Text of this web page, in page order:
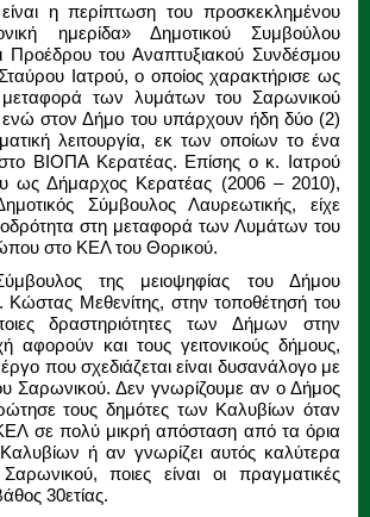
είναι η περίπτωση του προσκεκλημένου
ημερίδα» Δημοτικού Συμβούλου
Προέδρου του Αναπτυξιακού Συνδέσμου
Ιατρού, ο οποίος χαρακτήρισε ως
των λυμάτων του Σαρωνικού
ενώ στον Δήμο του υπάρχουν ήδη δύο (2)
λειτουργία, εκ των οποίων το ένα
ΒΙΟΠΑ Κερατέας. Επίσης ο κ. Ιατρού
ως Δήμαρχος Κερατέας (2006 – 2010),
Σύμβουλος Λαυρεωτικής, είχε
στη μεταφορά των Λυμάτων του
στο ΚΕΛ του Θορικού.
της μειοψηφίας του Δήμου
Μεθενίτης, στην τοποθέτησή του
δραστηριότητες των Δήμων στην
αφορούν και τους γειτονικούς δήμους,
έργο που σχεδιάζεται είναι δυσανάλογο με
Σαρωνικού. Δεν γνωρίζουμε αν ο Δήμος
τους δημότες των Καλυβίων όταν
σε πολύ μικρή απόσταση από τα όρια
ή αν γνωρίζει αυτός καλύτερα
ποιες είναι οι πραγματικές
30ετίας.